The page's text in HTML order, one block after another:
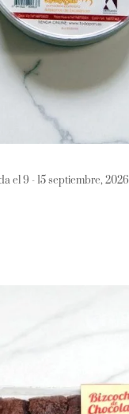
el 9 - 15 septiembre, 2026